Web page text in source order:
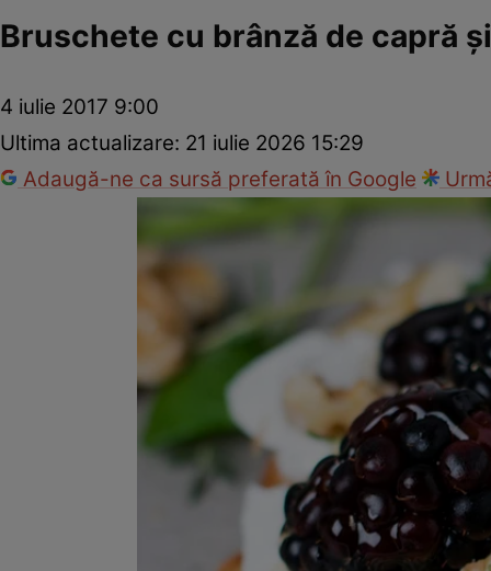
Bruschete cu brânză de capră
4 iulie 2017 9:00
Ultima actualizare: 21 iulie 2026 15:29
Adaugă-ne ca sursă preferată în Google